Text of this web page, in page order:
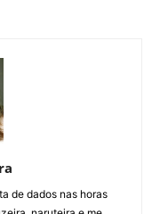
de dados nas horas